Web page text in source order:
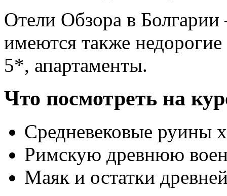
Отели Обзора в
имеются также
5*, апартаменты.
Что посмотреть на
Средневековые руины
Римскую древнюю
Маяк и остатки